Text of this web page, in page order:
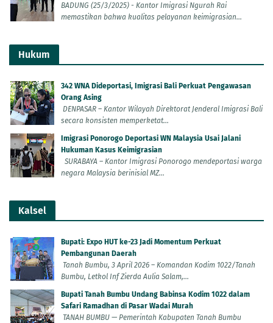
BADUNG (25/3/2025) - Kantor Imigrasi Ngurah Rai
memastikan bahwa kualitas pelayanan keimigrasian...
Hukum
342 WNA Dideportasi, Imigrasi Bali Perkuat Pengawasan
Orang Asing
DENPASAR – Kantor Wilayah Direktorat Jenderal Imigrasi Bali
secara konsisten memperketat...
Imigrasi Ponorogo Deportasi WN Malaysia Usai Jalani
Hukuman Kasus Keimigrasian
SURABAYA – Kantor Imigrasi Ponorogo mendeportasi warga
negara Malaysia berinisial MZ...
Kalsel
Bupati: Expo HUT ke-23 Jadi Momentum Perkuat
Pembangunan Daerah
Tanah Bumbu, 3 April 2026 – Komandan Kodim 1022/Tanah
Bumbu, Letkol Inf Zierda Aulia Salam,...
Bupati Tanah Bumbu Undang Babinsa Kodim 1022 dalam
Safari Ramadhan di Pasar Wadai Murah
TANAH BUMBU — Pemerintah Kabupaten Tanah Bumbu